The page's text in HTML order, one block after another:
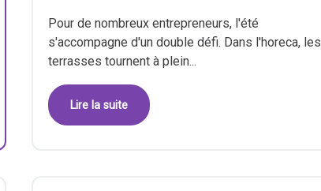
Pour de nombreux entrepreneurs, l'été
s'accompagne d'un double défi. Dans l'horeca, les
terrasses tournent à plein...
Lire la suite